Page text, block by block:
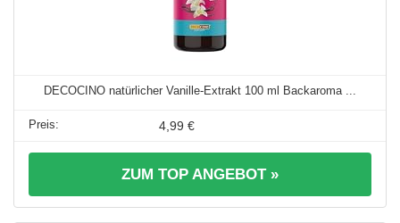
DECOCINO natürlicher Vanille-Extrakt 100 ml Backaroma ...
4,99 €
ZUM TOP ANGEBOT »